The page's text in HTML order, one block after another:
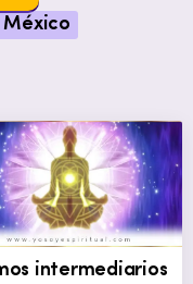
México
intermediarios